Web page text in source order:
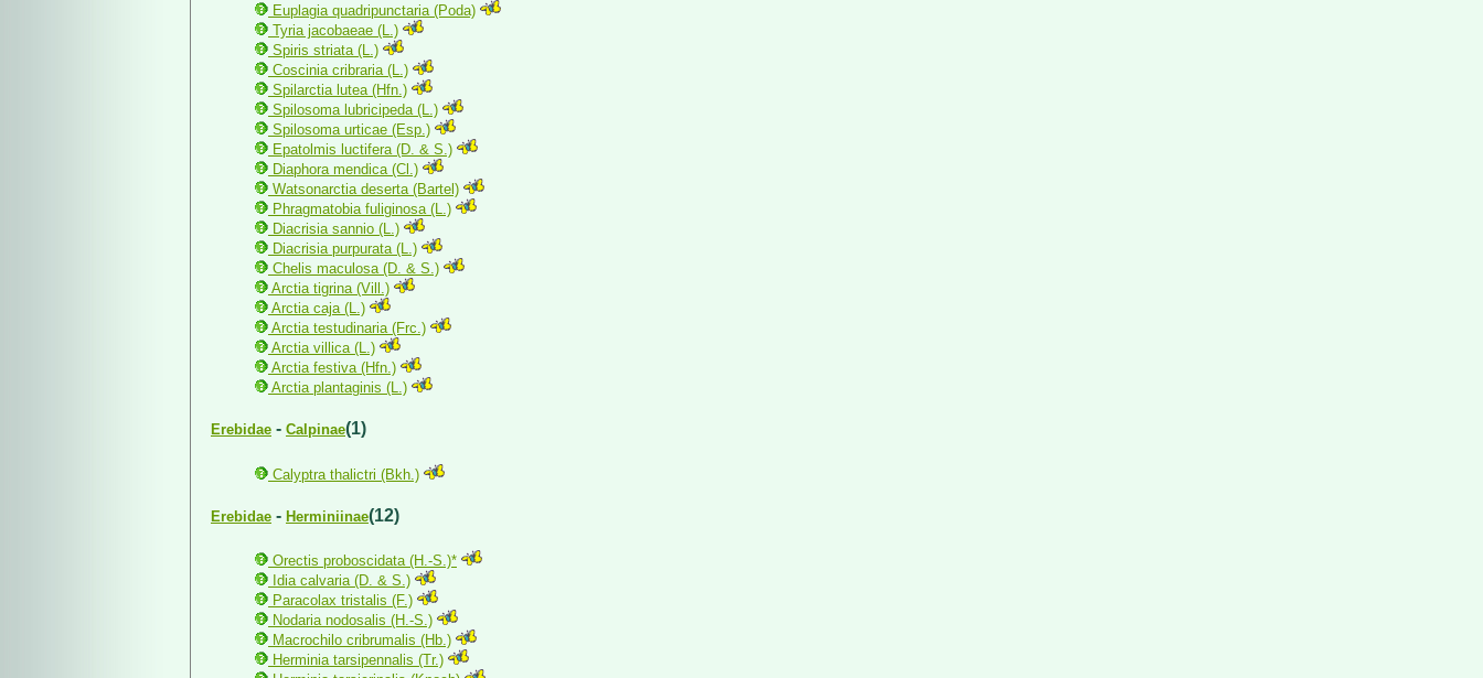
Euplagia quadripunctaria (Poda)
Tyria jacobaeae (L.)
Spiris striata (L.)
Coscinia cribraria (L.)
Spilarctia lutea (Hfn.)
Spilosoma lubricipeda (L.)
Spilosoma urticae (Esp.)
Epatolmis luctifera (D. & S.)
Diaphora mendica (Cl.)
Watsonarctia deserta (Bartel)
Phragmatobia fuliginosa (L.)
Diacrisia sannio (L.)
Diacrisia purpurata (L.)
Chelis maculosa (D. & S.)
Arctia tigrina (Vill.)
Arctia caja (L.)
Arctia testudinaria (Frc.)
Arctia villica (L.)
Arctia festiva (Hfn.)
Arctia plantaginis (L.)
Erebidae - Calpinae(1)
Calyptra thalictri (Bkh.)
Erebidae - Herminiinae(12)
Orectis proboscidata (H.-S.)*
Idia calvaria (D. & S.)
Paracolax tristalis (F.)
Nodaria nodosalis (H.-S.)
Macrochilo cribrumalis (Hb.)
Herminia tarsipennalis (Tr.)